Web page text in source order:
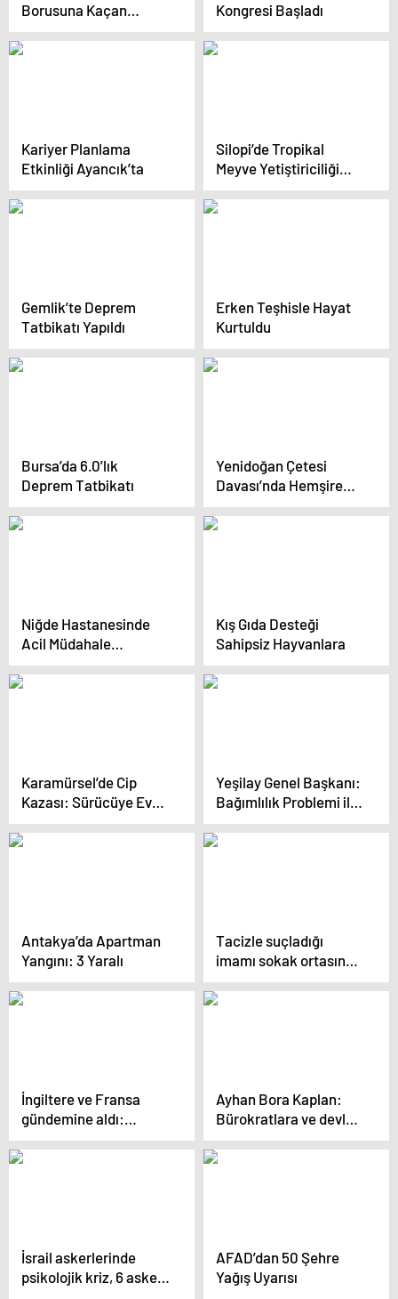
Borusuna Kaçan
Öğretmen,
Meslektaşının
Kongresi Başladı
Kariyer Planlama
Etkinliği Ayancık’ta
Silopi’de Tropikal
Meyve Yetiştiriciliği
Başladı
Gemlik’te Deprem
Tatbikatı Yapıldı
Erken Teşhisle Hayat
Kurtuldu
Bursa’da 6.0’lık
Deprem Tatbikatı
Yenidoğan Çetesi
Davası’nda Hemşire
Savunma Yaptı
Niğde Hastanesinde
Acil Müdahale
Tatbikatı
Kış Gıda Desteği
Sahipsiz Hayvanlara
Karamürsel’de Cip
Kazası: Sürücüye Ev
Hapsi
Yeşilay Genel Başkanı:
Bağımlılık Problemi ile
Mücadelede Ücretsiz
Destek
Antakya’da Apartman
Yangını: 3 Yaralı
Tacizle suçladığı
imamı sokak ortasında
öldürdü
İngiltere ve Fransa
gündemine aldı:
Ukrayna’ya asker
gönderme seçeneği
Ayhan Bora Kaplan:
Bürokratlara ve devlet
büyüklerine iftira
atmamı istediler
İsrail askerlerinde
psikolojik kriz, 6 asker
AFAD’dan 50 Şehre
Yağış Uyarısı